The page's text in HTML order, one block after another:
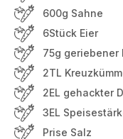
600g Sahne
6Stück Eier
75g geriebener
2TL
2EL gehackter
3EL
Prise Salz